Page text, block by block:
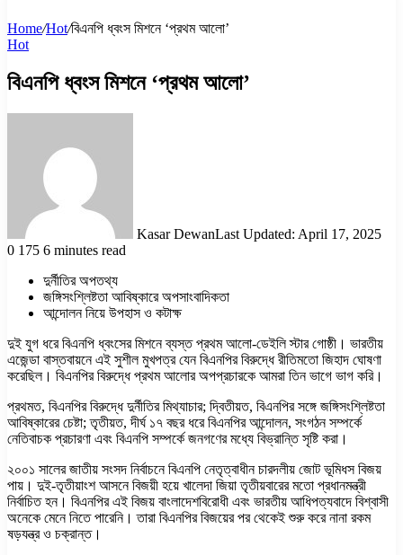
Home/Hot/বিএনপি ধ্বংস মিশনে ‘প্রথম আলো’
Hot
বিএনপি ধ্বংস মিশনে ‘প্রথম আলো’
Kasar DewanLast Updated: April 17, 2025
0 175 6 minutes read
দুর্নীতির অপতথ্য
জঙ্গিসংশ্লিষ্টতা আবিষ্কারে অপসাংবাদিকতা
আন্দোলন নিয়ে উপহাস ও কটাক্ষ
দুই যুগ ধরে বিএনপি ধ্বংসের মিশনে ব্যস্ত প্রথম আলো-ডেইলি স্টার গোষ্ঠী। ভারতীয়
এজেন্ডা বাস্তবায়নে এই সুশীল মুখপত্র যেন বিএনপির বিরুদ্ধে রীতিমতো জিহাদ ঘোষণা
করেছিল। বিএনপির বিরুদ্ধে প্রথম আলোর অপপ্রচারকে আমরা তিন ভাগে ভাগ করি।
প্রথমত, বিএনপির বিরুদ্ধে দুর্নীতির মিথ্যাচার; দ্বিতীয়ত, বিএনপির সঙ্গে জঙ্গিসংশ্লিষ্টতা
আবিষ্কারের চেষ্টা; তৃতীয়ত, দীর্ঘ ১৭ বছর ধরে বিএনপির আন্দোলন, সংগঠন সম্পর্কে
নেতিবাচক প্রচারণা এবং বিএনপি সম্পর্কে জনগণের মধ্যে বিভ্রান্তি সৃষ্টি করা।
২০০১ সালের জাতীয় সংসদ নির্বাচনে বিএনপি নেতৃত্বাধীন চারদলীয় জোট ভূমিধস বিজয়
পায়। দুই-তৃতীয়াংশ আসনে বিজয়ী হয়ে খালেদা জিয়া তৃতীয়বারের মতো প্রধানমন্ত্রী
নির্বাচিত হন। বিএনপির এই বিজয় বাংলাদেশবিরোধী এবং ভারতীয় আধিপত্যবাদে বিশ্বাসী
অনেকে মেনে নিতে পারেনি। তারা বিএনপির বিজয়ের পর থেকেই শুরু করে নানা রকম
ষড়যন্ত্র ও চক্রান্ত।